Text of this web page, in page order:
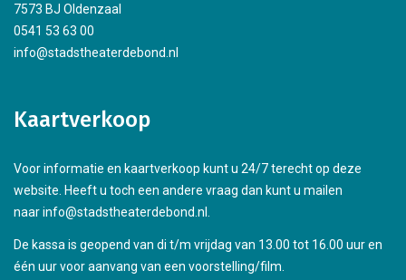
7573 BJ Oldenzaal
0541 53 63 00
info@stadstheaterdebond.nl
Kaartverkoop
Voor informatie en kaartverkoop kunt u 24/7 terecht op deze
website. Heeft u toch een andere vraag dan kunt u mailen
naar info@stadstheaterdebond.nl.
De kassa is geopend van di t/m vrijdag van 13.00 tot 16.00 uur en
één uur voor aanvang van een voorstelling/film.